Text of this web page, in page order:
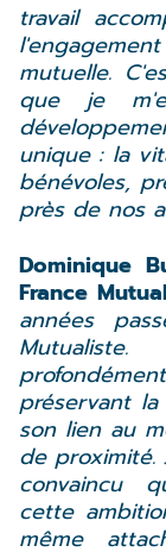
travail
mutuelle.
que je
unique : la
bénévoles,
près de nos
Dominique
France
années
préservant
son lien au
de proximité.
convaincu
cette
même